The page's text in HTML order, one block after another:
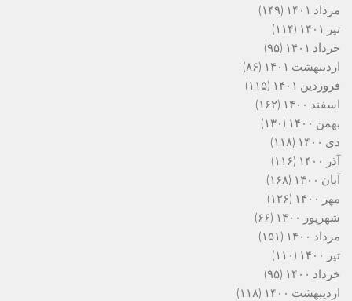
مرداد ۱۴۰۱
(۱۴۹)
تیر ۱۴۰۱
(۱۱۴)
خرداد ۱۴۰۱
(۹۵)
اردیبهشت ۱۴۰۱
(۸۶)
فروردین ۱۴۰۱
(۱۱۵)
اسفند ۱۴۰۰
(۱۶۲)
بهمن ۱۴۰۰
(۱۳۰)
دی ۱۴۰۰
(۱۱۸)
آذر ۱۴۰۰
(۱۱۶)
آبان ۱۴۰۰
(۱۶۸)
مهر ۱۴۰۰
(۱۲۶)
شهریور ۱۴۰۰
(۶۶)
مرداد ۱۴۰۰
(۱۵۱)
تیر ۱۴۰۰
(۱۱۰)
خرداد ۱۴۰۰
(۹۵)
اردیبهشت ۱۴۰۰
(۱۱۸)